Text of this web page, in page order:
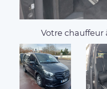
Votre chauffeur